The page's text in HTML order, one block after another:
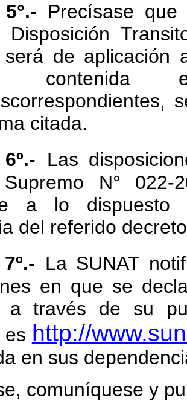
Precísase
Disposición
será de aplicación
citada.
Las
Supremo N°
a lo dispuesto
del referido
La SUNAT
en que se
a través de su
es http://
en sus
comuníquese y